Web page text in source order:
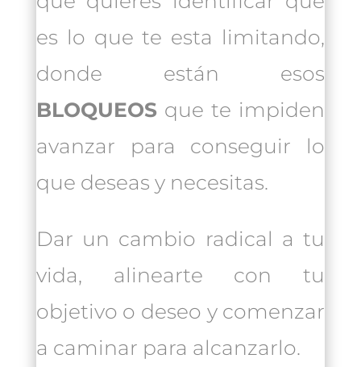
es lo que te esta limitando,
donde están esos
BLOQUEOSque te impiden
avanzar para conseguir lo
que deseas y necesitas.
Dar un cambio radical a tu
vida, alinearte con tu
objetivo o deseo y comenzar
a caminar para alcanzarlo.